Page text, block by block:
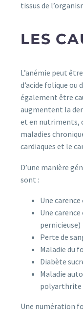
tissus de
LES
L’anémie peut
d’acide folique ou
également être
augmentent la
et en nutriments,
maladies
cardiaques et le
D’une manière
sont :
Une
Une
pernicieuse)
Perte de
Maladie du
Diabète
Maladie
polyarthrite
Une numération